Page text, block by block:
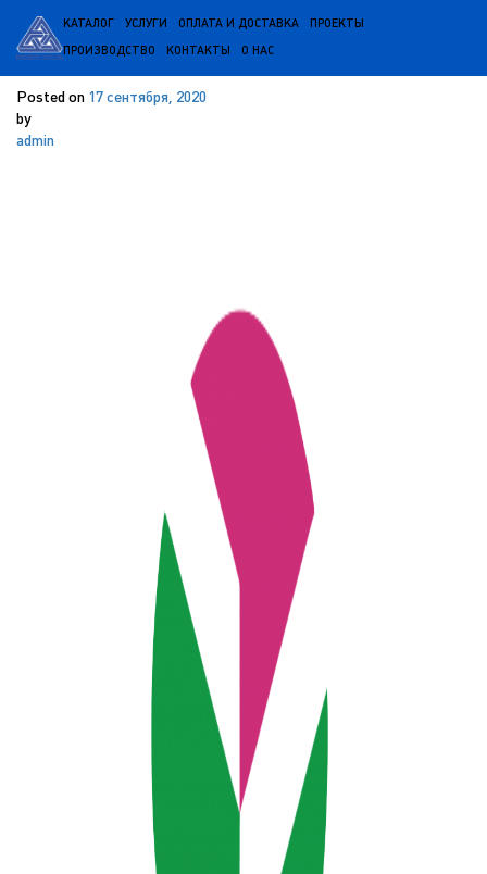
КАТАЛОГ УСЛУГИ ОПЛАТА И ДОСТАВКА ПРОЕКТЫ
ПРОИЗВОДСТВО КОНТАКТЫ О НАС
сеть АЗС «Башнефть»
Posted on 17 сентября, 2020
by
admin